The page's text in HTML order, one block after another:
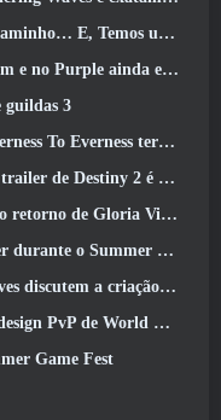
janela oficial de lançamento
Purple ainda este ano
guildas 3
Gacha tão cedo, Mas eu estava errado
2 é um grito de guerra
que sobreviverá na segunda vez?
o Summer Game Fest
de batalha Lahai-Roi Mech
à equipe MMO de League Of Legends
Game Fest